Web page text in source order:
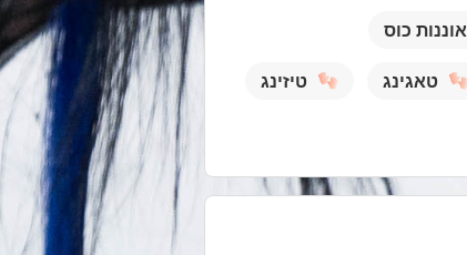
אוננות כוס
טאגינג טיזינג